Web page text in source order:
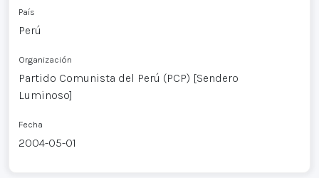
País
Perú
Organización
Partido Comunista del Perú (PCP) [Sendero
Luminoso]
Fecha
2004-05-01